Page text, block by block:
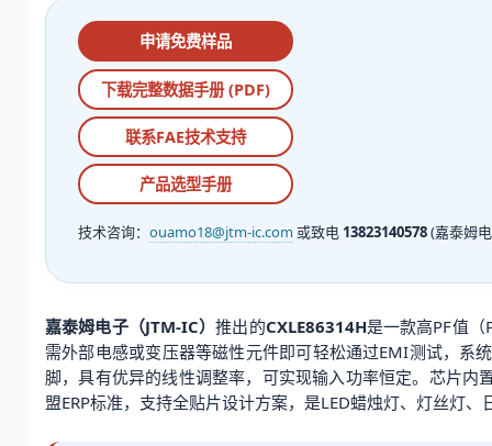
申请免费样品
下载完整数据手册 (PDF)
联系FAE技术支持
产品选型手册
技术咨询： ouamo18@jtm-ic.com或致电 13823140578(嘉泰姆
嘉泰姆电子（JTM-IC）推出的CXLE86314H是一款高PF值
需外部电感或变压器等磁性元件即可轻松通过EMI测试，系
脚，具有优异的线性调整率，可实现输入功率恒定。芯片
盟ERP标准，支持全贴片设计方案，是LED蜡烛灯、灯丝灯